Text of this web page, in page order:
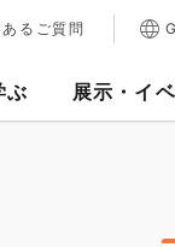
ぶ 展示・イ
るご質問